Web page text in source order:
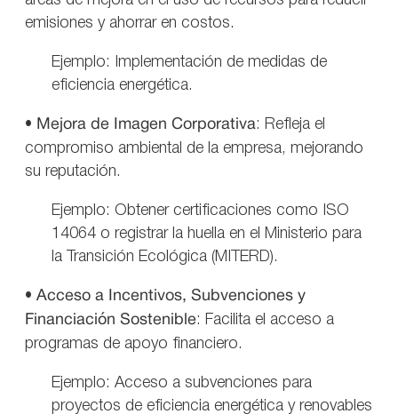
emisiones y ahorrar en costos.
Ejemplo: Implementación de medidas de
eficiencia energética.
• Mejora de Imagen Corporativa: Refleja el
compromiso ambiental de la empresa, mejorando
su reputación.
Ejemplo: Obtener certificaciones como ISO
14064 o registrar la huella en el Ministerio para
la Transición Ecológica (MITERD).
• Acceso a Incentivos, Subvenciones y
Financiación Sostenible: Facilita el acceso a
programas de apoyo financiero.
Ejemplo: Acceso a subvenciones para
proyectos de eficiencia energética y renovables